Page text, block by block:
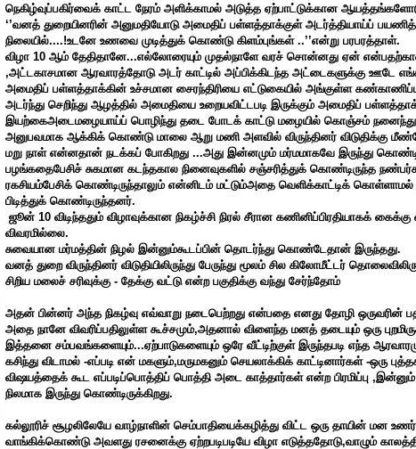
நெகிழ்வுப்பகிர்வைக் காட்ட நேரம் அளிக்காமல் அடுத்த ஏற்பாட்டுக்கான
‘’வனத் துறையினரின் அனுமதியோடு அமைதிப் பள்ளத்தாக்குள் அடர்த்தியாய்ப்
நிலையில்....!உடனே உணவை முடித்துக் கொண்டு கிளம்புங்கள் ..’’என்று பரபரத்தாள்.
விழா 10 ஆம் தேதிதானே...எல்லோரையும் முதல்நாளே வரச் சொன்னது ஏன் என்பதற்கான
,அட்டகாசமான ஆரவாரத்தோடு அடர் காட்டில் அப்பிக்கிடந்த அட்டைகளுக்கு ஊடே
அமைதிப் பள்ளத்தாக்கின் உச்சமான சைரந்திரியை எட்டுகையில் அங்குள்ள
அடர்ந்து செறிந்து ஆழத்தில் அமைதியை உறையவிட்டபடி இருக்கும் அமைதிப்
இயற்கைஅடைமழையாய்ப் பொழிந்து தடை போடக் காட்டு மழையில் கொஞ்சம் நனைந்து
அனுபவமாக ஆக்கிக் கொண்டு மாலை ஆறு மணி அளவில் விருந்தினர் விடுதிக்கு
மறு நாள் என்னதான் நடக்கப் போகிறது ...அது இன்னமும் மர்மமாகவே இருந்து
பழங்கதைபேசிச் சுகமான கடந்தகால நினைவுகளில் சஞ்சரித்துக் கொண்டிருந்த
ரகசியம்பேசிக் கொண்டிருந்தாலும் என்னிடம் மட்டும்அதை வெளிக்காட்டிக்
பிடித்துக் கொண்டிருந்தனர்.
ஜூன் 10 விடிந்ததும் விழாவுக்கான நிகழ்ச்சி நிரல் சீரான கணினிப்பிரதியாகக்
விவரமில்லை.
சுவையான மர்மத்தின் நிழல் இன்னும்கூடப்பின் தொடர்ந்து கொண்டேதான் இருந்தது.
வனத் துறை விருந்தினர் விடுதியிலிருந்து பேருந்து மூலம் சில கிலோமீட்டர்
சிறிய மலைச் சரிவுக்கு - தேக்கு வட்டு என்ற பகுதிக்கு வந்து சேர்ந்தோம்
அதன் பின்னர் அந்த நிகழ்வு எவ்வாறு நடைபெற்றது என்பதை எனது தோழி ஒருவரின்
அதை நானே விவரிப்பதிலுள்ள கூச்சமும்,அதனால் விளைந்த மனத் தடையும் ஒரு
இத்தனை சம்பவங்களையும்...ஏற்பாடுகளையும் ஒரே வீட்டிற்குள் இருந்தபடி எந்த
கசிந்து விடாமல் -எப்படி என் மகளும்,மருமகனும் செயலாக்கிக் காட்டினார்கள் -ஒரு
விஷயத்தைக் கூட எப்படிப்பொத்திப் பொத்தி அடை காத்தார்கள் என்ற பிரமிப்பு
நிலமாக இருந்து கொண்டிருக்கிறது.
கல்லூரிச் சூழலிலேயே வாழ்நாளின் செம்பாதியைக்கழித்து விட்ட ஒரு தாயின் மன
வாங்கிக்கொண்டு அவளது ரசனைக்கு ஏற்றபடிபடியே விழா எடுத்ததோடு,வாழும்